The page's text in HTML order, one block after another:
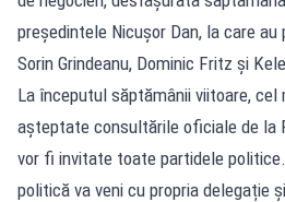
președintele Nicușor Dan, la care
Sorin Grindeanu, Dominic Fritz și
La începutul săptămânii viitoare, cel
așteptate consultările oficiale de la
vor fi invitate toate partidele
politică va veni cu propria delegație